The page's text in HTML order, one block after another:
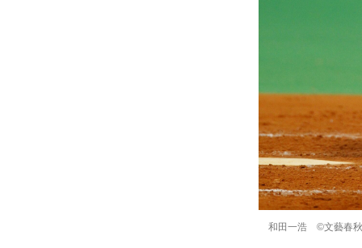
和田一浩 ©文藝春秋